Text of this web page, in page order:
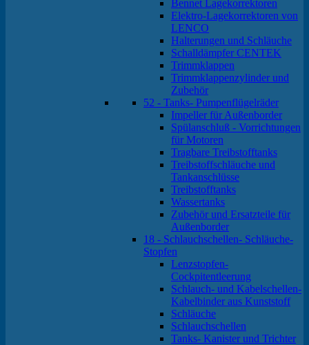
Bennet Lagekorrektoren
Elektro-Lagekorrektoren von
LENCO
Halterungen und Schläuche
Schalldämpfer CENTEK
Trimmklappen
Trimmklappenzylinder und
Zubehör
52 - Tanks- Pumpenflügelräder
Impeller für Außenborder
Spülanschluß - Vorrichtungen
für Motoren
Tragbare Treibstofftanks
Treibstoffschläuche und
Tankanschlüsse
Treibstofftanks
Wassertanks
Zubehör und Ersatzteile für
Außenborder
18 - Schlauchschellen- Schläuche-
Stopfen
Lenzstopfen-
Cockpitentleerung
Schlauch- und Kabelschellen-
Kabelbinder aus Kunststoff
Schläuche
Schlauchschellen
Tanks- Kanister und Trichter